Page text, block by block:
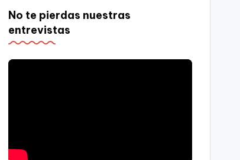
No te pierdas nuestras
entrevistas